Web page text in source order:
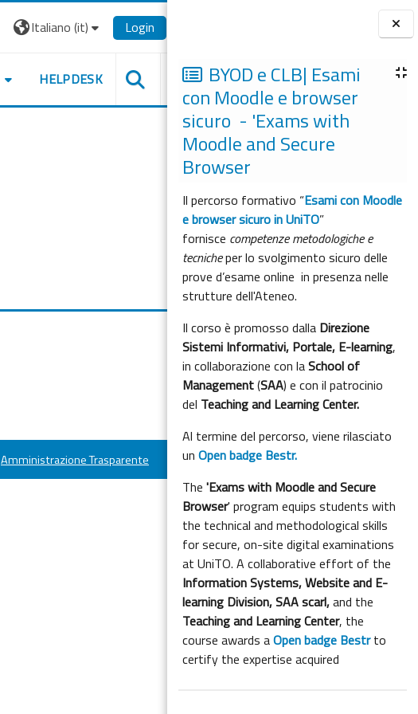
Blocchi
BYOD e CLB| Esami
con Moodle e browser
sicuro - 'Exams with
Moodle and Secure
Browser
Il percorso formativo “Esami con Moodle
e browser sicuro in UniTO”
fornisce competenze metodologiche e
tecnicheper lo svolgimento sicuro delle
prove d’esame online in presenza nelle
strutture dell'Ateneo.
Il corso è promosso dalla Direzione
Sistemi Informativi, Portale, E-learning,
in collaborazione con laSchool of
Management(SAA) e con il patrocinio
del Teaching and Learning Center.
Al termine del percorso, viene rilasciato
unOpen badge Bestr.
The'Exams with Moodle and Secure
Browser' program equips students with
the technical and methodological skills
for secure, on-site digital examinations
at UniTO. A collaborative effort of the
Information Systems, Website and E-
learning Division,SAA scarl,and the
Teaching and Learning Center, the
course awards aOpen badge Bestrto
certify the expertise acquired
Italiano ‎(it)‎ Login
HELPDESK
Amministrazione Trasparente